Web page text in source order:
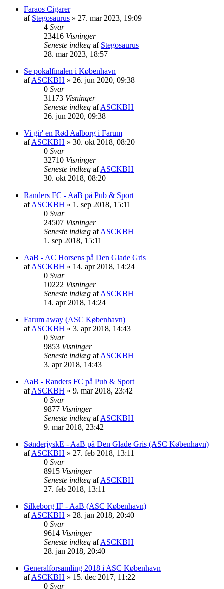
Faraos Cigarer
af Stegosaurus » 27. mar 2023, 19:09
4 Svar
23416 Visninger
Seneste indlæg af Stegosaurus
28. mar 2023, 18:57
Se pokalfinalen i København
afASCKBH » 26. jun 2020, 09:38
0 Svar
31173 Visninger
Seneste indlæg afASCKBH
26. jun 2020, 09:38
Vi gir' en Rød Aalborg i Farum
afASCKBH » 30. okt 2018, 08:20
0 Svar
32710 Visninger
Seneste indlæg afASCKBH
30. okt 2018, 08:20
Randers FC - AaB på Pub & Sport
afASCKBH » 1. sep 2018, 15:11
0 Svar
24507 Visninger
Seneste indlæg afASCKBH
1. sep 2018, 15:11
AaB - AC Horsens på Den Glade Gris
afASCKBH » 14. apr 2018, 14:24
0 Svar
10222 Visninger
Seneste indlæg afASCKBH
14. apr 2018, 14:24
Farum away (ASC København)
afASCKBH » 3. apr 2018, 14:43
0 Svar
9853 Visninger
Seneste indlæg afASCKBH
3. apr 2018, 14:43
AaB - Randers FC på Pub & Sport
afASCKBH » 9. mar 2018, 23:42
0 Svar
9877 Visninger
Seneste indlæg afASCKBH
9. mar 2018, 23:42
SønderjyskE - AaB på Den Glade Gris (ASC København)
afASCKBH » 27. feb 2018, 13:11
0 Svar
8915 Visninger
Seneste indlæg afASCKBH
27. feb 2018, 13:11
Silkeborg IF - AaB (ASC København)
afASCKBH » 28. jan 2018, 20:40
0 Svar
9614 Visninger
Seneste indlæg afASCKBH
28. jan 2018, 20:40
Generalforsamling 2018 i ASC København
afASCKBH » 15. dec 2017, 11:22
0 Svar